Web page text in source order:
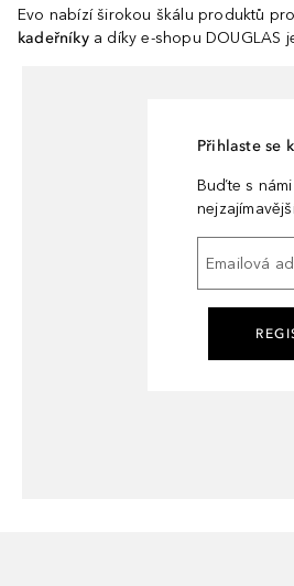
Evo nabízí širokou škálu produktů
kadeřníkya díky e-shopu DOUGLAS
Přihlaste se
Buďte s
Emailová